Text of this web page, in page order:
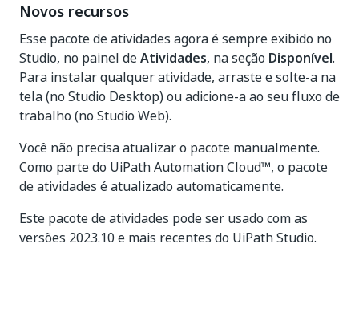
Novos recursos
Esse pacote de atividades agora é sempre exibido no
Studio, no painel deAtividades, na seção Disponível.
Para instalar qualquer atividade, arraste e solte-a na
tela (no Studio Desktop) ou adicione-a ao seu fluxo de
trabalho (no Studio Web).
Você não precisa atualizar o pacote manualmente.
Como parte do UiPath Automation Cloud™, o pacote
de atividades é atualizado automaticamente.
Este pacote de atividades pode ser usado com as
versões 2023.10 e mais recentes do UiPath Studio.